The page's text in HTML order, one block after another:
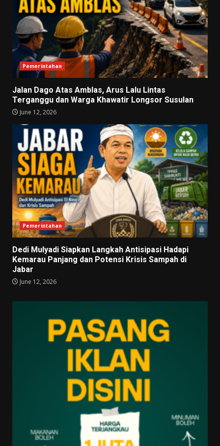
Pemerintahan
Jalan Dago Atas Amblas, Arus Lalu Lintas
Terganggu dan Warga Khawatir Longsor Susulan
June 12, 2026
Pemerintahan
Dedi Mulyadi Siapkan Langkah Antisipasi Hadapi
Kemarau Panjang dan Potensi Krisis Sampah di
Jabar
June 12, 2026